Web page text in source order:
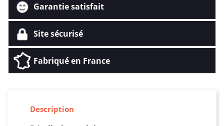
Garantie satisfait
Site sécurisé
Fabriqué en France
Description